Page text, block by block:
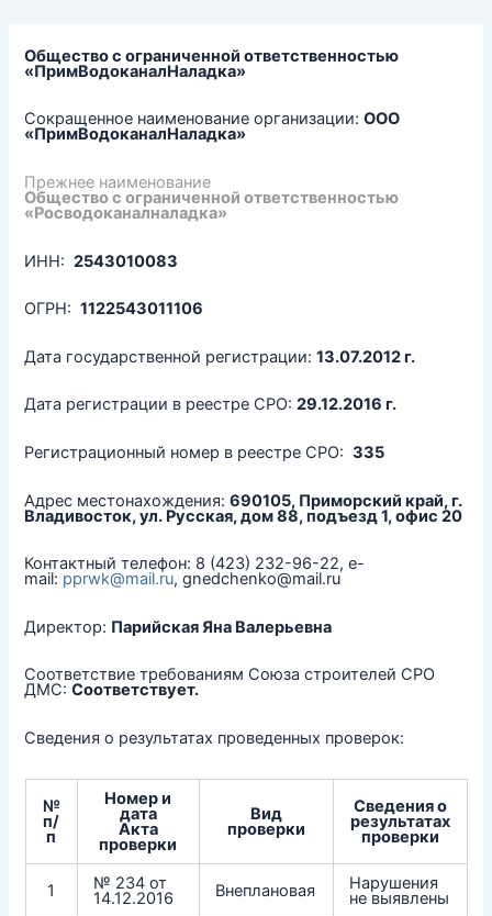
Общество с ограниченной ответственностью
«ПримВодоканалНаладка»
Сокращенное наименование организации:ООО
«ПримВодоканалНаладка»
Прежнее наименование
Общество с ограниченной ответственностью
«Росводоканалналадка»
ИНН:2543010083
ОГРН:1122543011106
Дата государственной регистрации:13.07.2012 г.
Дата регистрации в реестре СРО:29.12.2016 г.
Регистрационный номер в реестре СРО:335
Адрес местонахождения:690105, Приморский край, г.
Владивосток, ул. Русская, дом 88, подъезд 1, офис 20
Контактный телефон: 8 (423) 232-96-22, e-
mail: pprwk@mail.ru, gnedchenko@mail.ru
Директор: Парийская Яна Валерьевна
Соответствие требованиям Союза строителей СРО
ДМС:Соответствует.
Сведения о результатах проведенных проверок:
№
п/
п
Номер и
дата
Акта
проверки
Вид
проверки
Сведения о
результатах
проверки
1 № 234 от
14.12.2016 Внеплановая Нарушения
не выявлены